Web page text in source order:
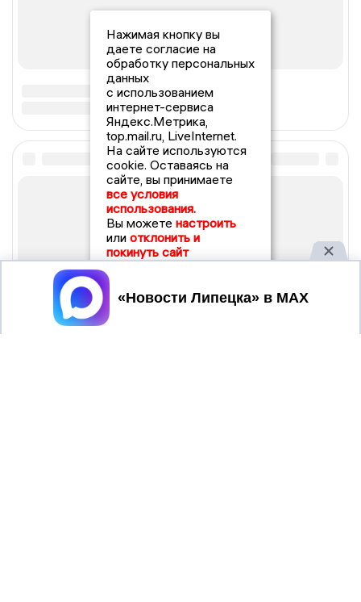
Нажимая кнопку вы
даете согласие на
обработку персональных
данных
с использованием
интернет-сервиса
Яндекс.Метрика,
top.mail.ru, LiveInternet.
На сайте используются
cookie. Оставаясь на
сайте, вы принимаете
все условия
использования.
Вы можете настроить
или отклонить и
покинуть сайт
Принять